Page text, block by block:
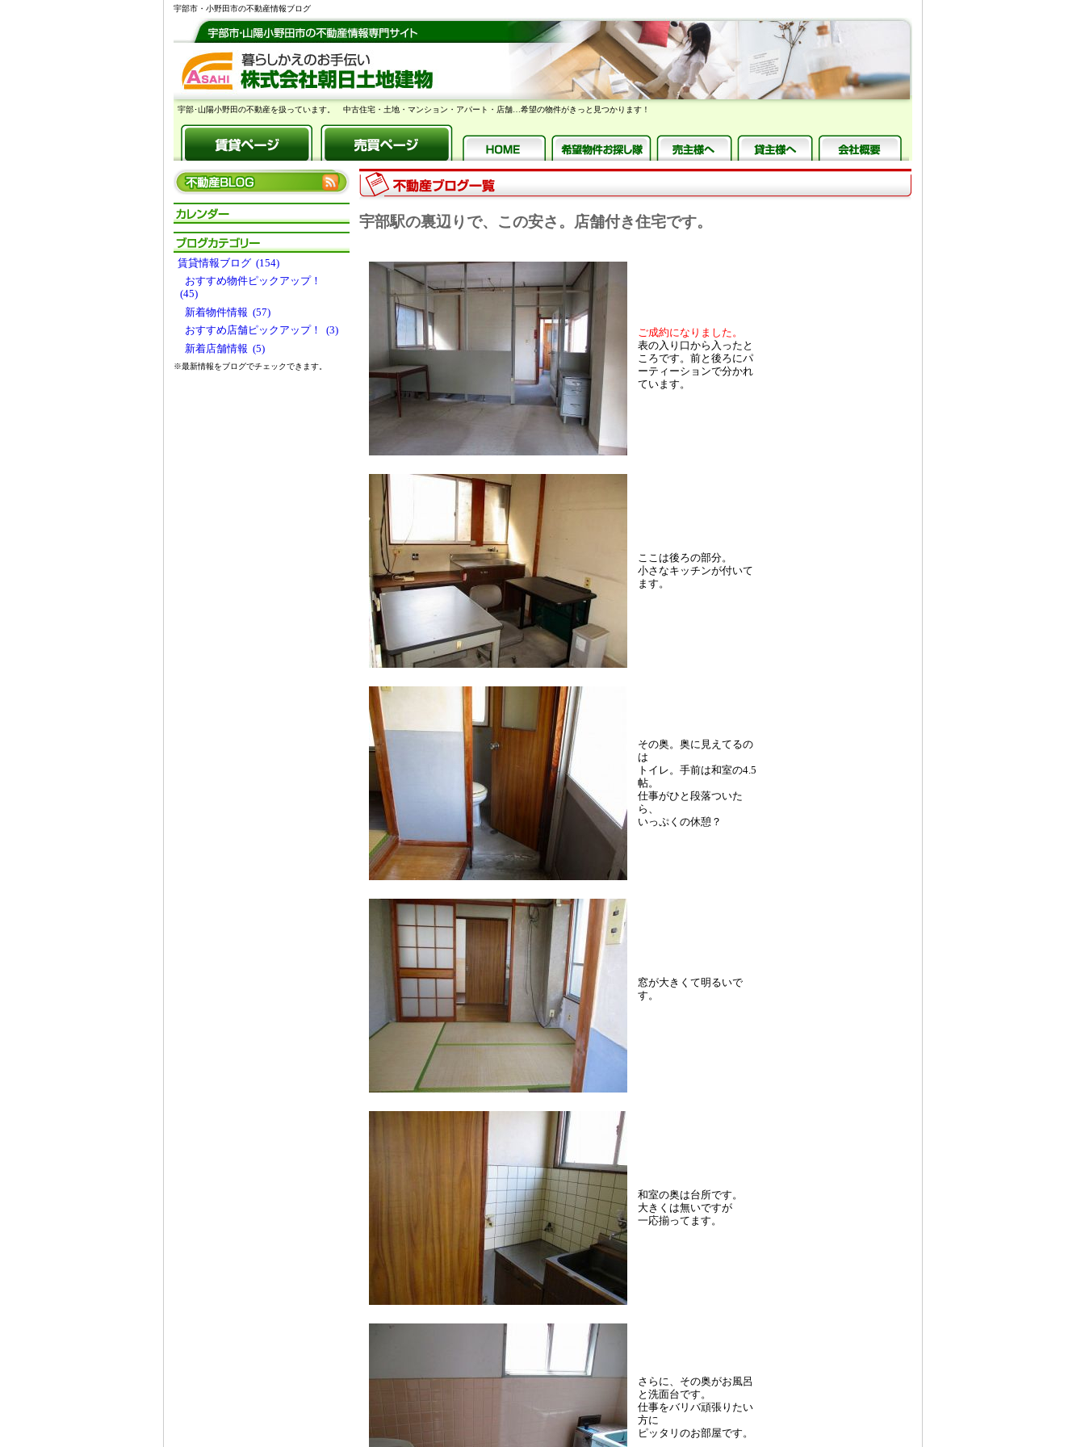
宇部市・小野田市の不動産情報ブログ
宇部･山陽小野田の不動産を扱っています。 中古住宅・土地・マンション・アパート・店舗…希望の物件がきっと見つかります！
宇部駅の裏辺りで、この安さ。店舗付き住宅です。
ご成約になりました。
表の入り口から入ったと
ころです。前と後ろにパ
ーティーションで分かれ
ています。
ここは後ろの部分。
小さなキッチンが付いて
ます。
その奥。奥に見えてるの
は
トイレ。手前は和室の4.5
帖。
仕事がひと段落ついた
ら、
いっぷくの休憩？
窓が大きくて明るいで
す。
和室の奥は台所です。
大きくは無いですが
一応揃ってます。
さらに、その奥がお風呂
と洗面台です。
仕事をバリバ頑張りたい
方に
ピッタリのお部屋です。
賃貸情報ブログ (154)
おすすめ物件ピックアップ！
(45)
新着物件情報 (57)
おすすめ店舗ピックアップ！ (3)
新着店舗情報 (5)
※最新情報をブログでチェックできます。